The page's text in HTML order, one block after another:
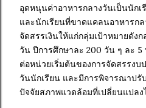
อุดหนุนค่าอาหารกลางวันเป็นนัก
และนักเรียนที่ขาดแคลนอาหารก
จัดสรรเงินให้แก่กลุ่มเป้าหมายดัง
วัน ปีการศึกษาละ 200 วัน ๆ ละ
ต่อหน่วยเริ่มต้นของการจัดสรรงบ
วันนักเรียน และมีการพิจารณาปรั
ปัจจัยสภาพแวดล้อมที่เปลี่ยนแปล